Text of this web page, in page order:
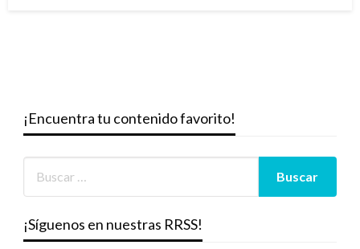
¡Encuentra tu contenido favorito!
¡Síguenos en nuestras RRSS!